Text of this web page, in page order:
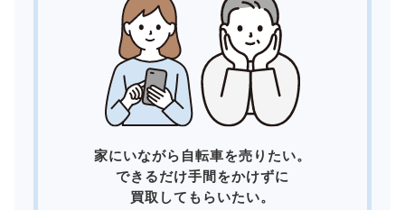
家にいながら自転車を売りたい。
できるだけ手間をかけずに
買取してもらいたい。